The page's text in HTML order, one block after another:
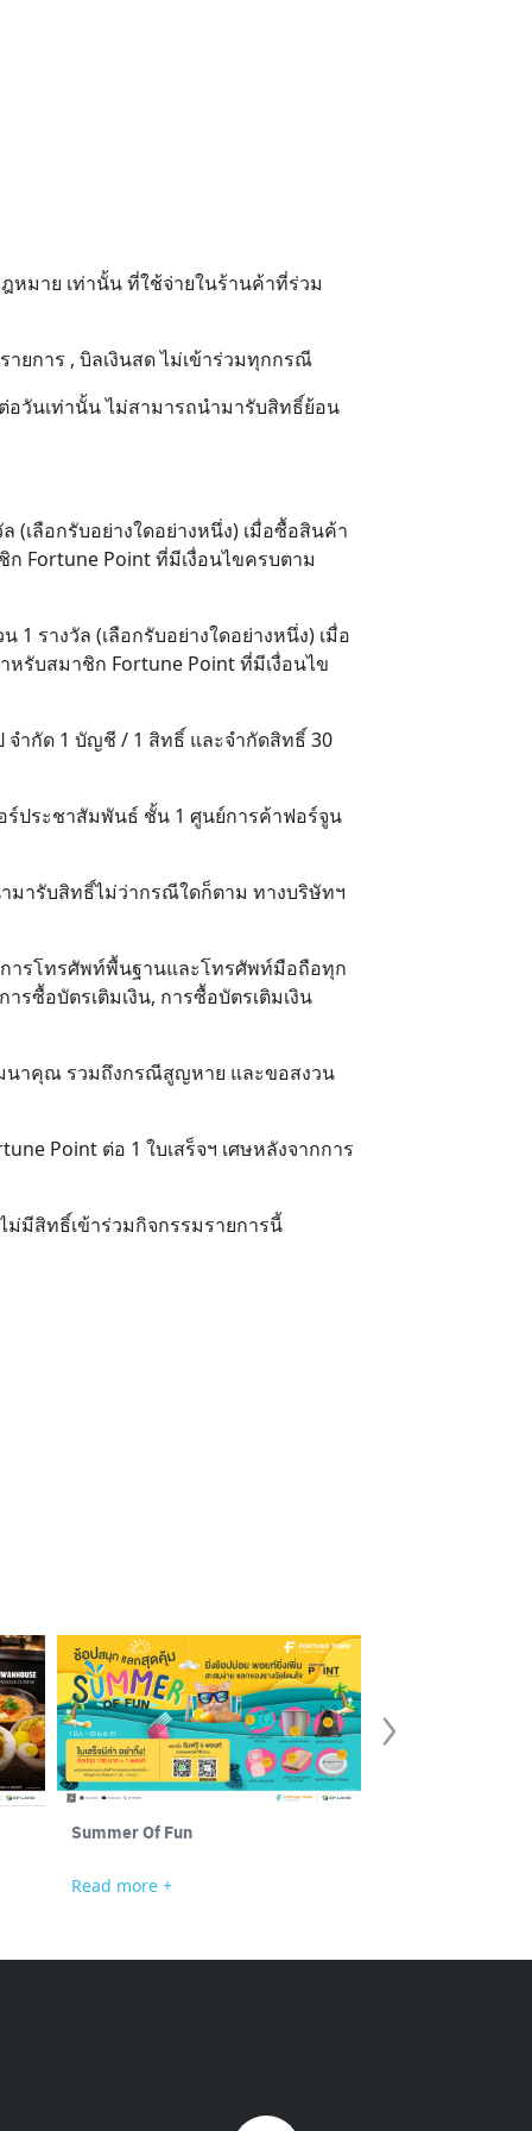
หมาย เท่านั้น ที่ใช้จ่ายในร้านค้าที่ร่วม
ายการ , บิลเงินสด ไม่เข้าร่วมทุกกรณี
อวันเท่านั้น ไม่สามารถนำมารับสิทธิ์ย้อน
(เลือกรับอย่างใดอย่างหนึ่ง) เมื่อซื้อสินค้า
Fortune Point ที่มีเงื่อนไขครบตาม
1 รางวัล (เลือกรับอย่างใดอย่างหนึ่ง) เมื่อ
รับสมาชิก Fortune Point ที่มีเงื่อนไข
จำกัด 1 บัญชี / 1 สิทธิ์ และจำกัดสิทธิ์ 30
ร์ประชาสัมพันธ์ ชั้น 1 ศูนย์การค้าฟอร์จูน
มารับสิทธิ์ไม่ว่ากรณีใดก็ตาม ทางบริษัทฯ
การโทรศัพท์พื้นฐานและโทรศัพท์มือถือทุก
รซื้อบัตรเติมเงิน, การซื้อบัตรเติมเงิน
นาคุณ รวมถึงกรณีสูญหาย และขอสงวน
Point ต่อ 1 ใบเสร็จฯ เศษหลังจากการ
มีสิทธิ์เข้าร่วมกิจกรรมรายการนี้
Summer Of Fun
Read more +